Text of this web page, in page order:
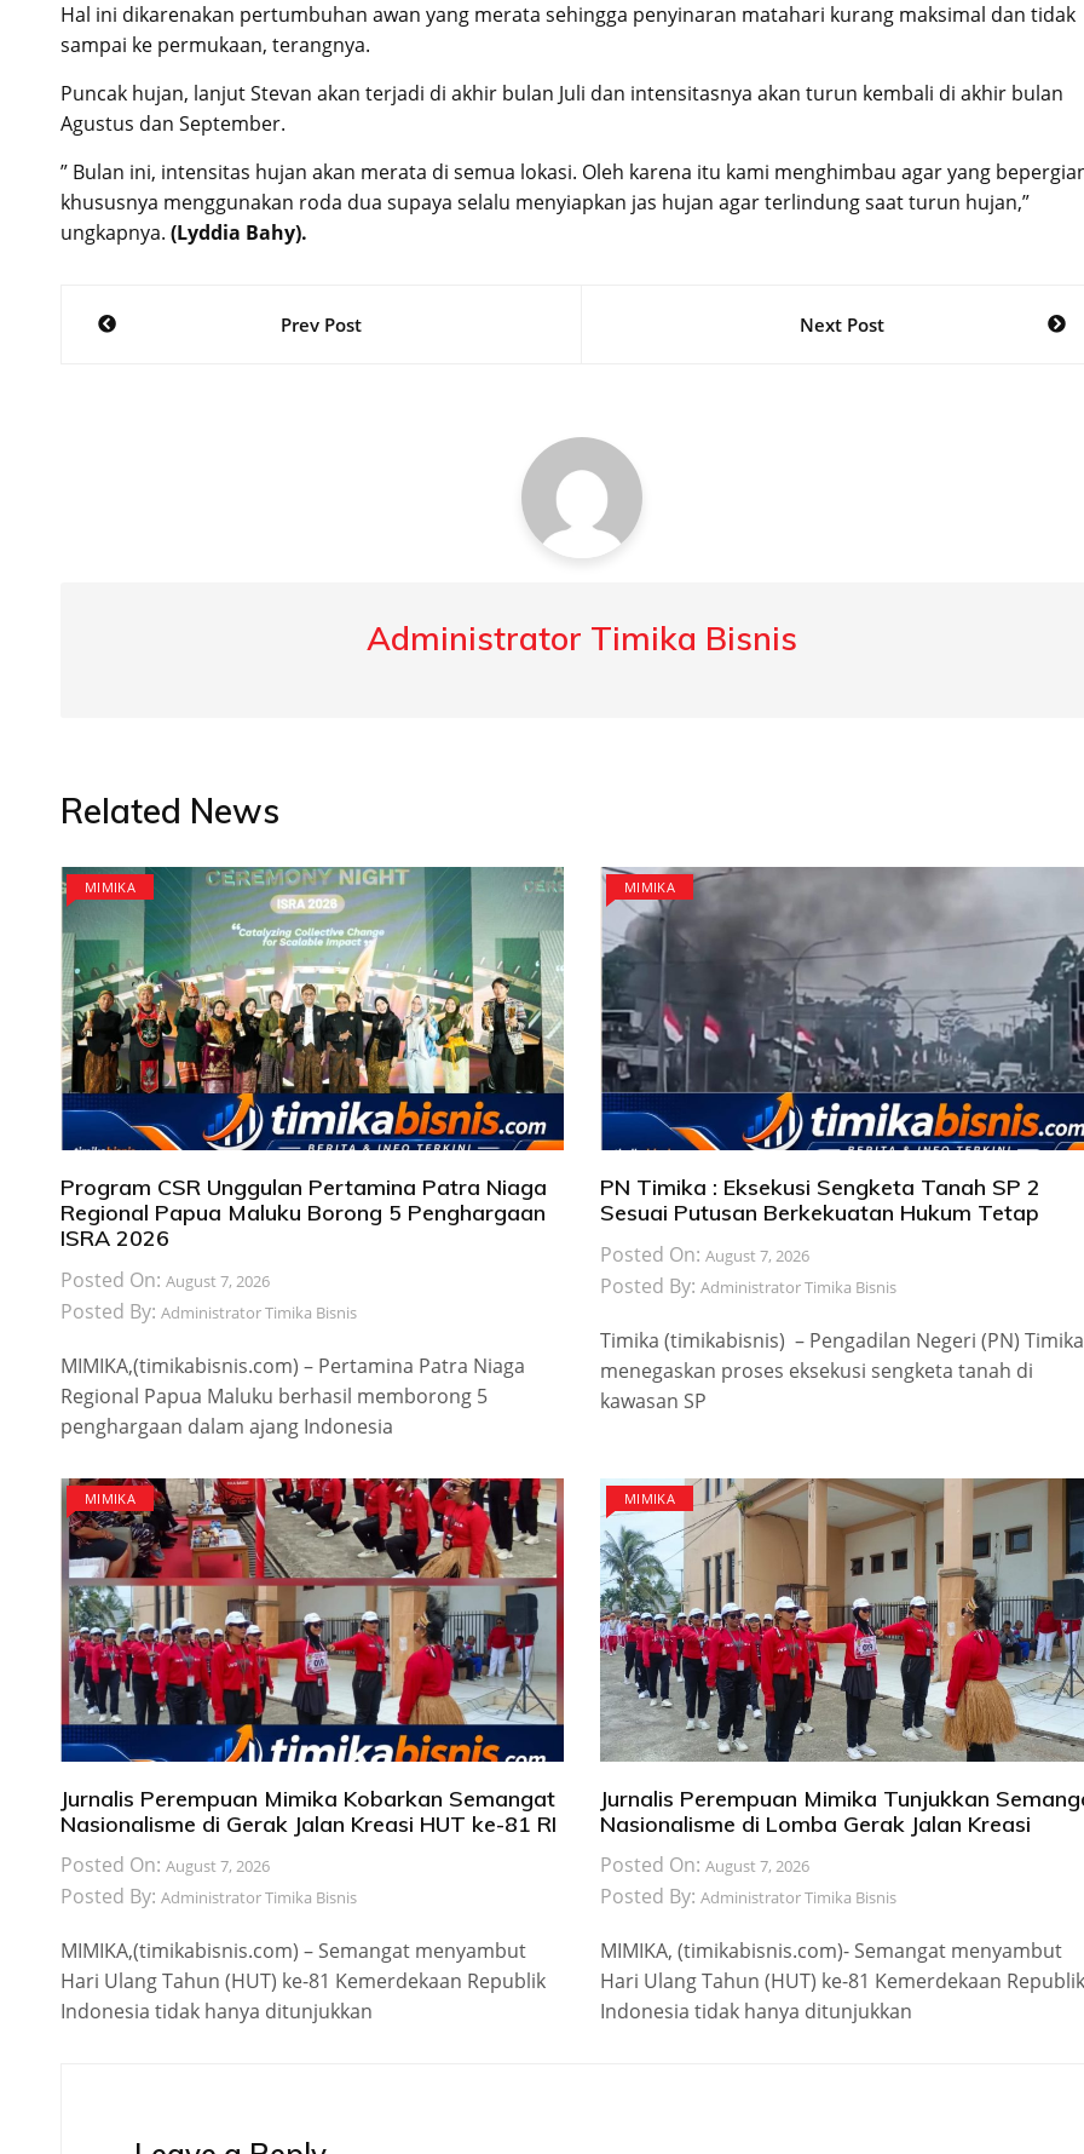
Hal ini dikarenakan pertumbuhan awan yang merata sehingga penyinaran matahari kurang maksimal dan tidak
sampai ke permukaan, terangnya.
Puncak hujan, lanjut Stevan akan terjadi di akhir bulan Juli dan intensitasnya akan turun kembali di akhir bulan
Agustus dan September.
” Bulan ini, intensitas hujan akan merata di semua lokasi. Oleh karena itu kami menghimbau agar yang
khususnya menggunakan roda dua supaya selalu menyiapkan jas hujan agar terlindung saat turun hujan,”
ungkapnya. (Lyddia Bahy).
Post
Prev Post Next Post
Administrator Timika Bisnis
Related News
MIMIKA
Program CSR Unggulan Pertamina Patra Niaga
Regional Papua Maluku Borong 5 Penghargaan
ISRA 2026
Posted On: August 7, 2026
Posted By: Administrator Timika Bisnis
MIMIKA,(timikabisnis.com) – Pertamina Patra Niaga
Regional Papua Maluku berhasil memborong 5
penghargaan dalam ajang Indonesia
MIMIKA
PN Timika : Eksekusi Sengketa Tanah SP 2
Sesuai Putusan Berkekuatan Hukum Tetap
Posted On: August 7, 2026
Posted By: Administrator Timika Bisnis
Timika (timikabisnis) – Pengadilan Negeri (PN) Timika
menegaskan proses eksekusi sengketa tanah di
kawasan SP
MIMIKA
Jurnalis Perempuan Mimika Kobarkan Semangat
Nasionalisme di Gerak Jalan Kreasi HUT ke-81 RI
Posted On: August 7, 2026
Posted By: Administrator Timika Bisnis
MIMIKA,(timikabisnis.com) – Semangat menyambut
Hari Ulang Tahun (HUT) ke-81 Kemerdekaan Republik
Indonesia tidak hanya ditunjukkan
MIMIKA
Jurnalis Perempuan Mimika Tunjukkan
Nasionalisme di Lomba Gerak Jalan Kreasi
Posted On: August 7, 2026
Posted By: Administrator Timika Bisnis
MIMIKA, (timikabisnis.com)- Semangat menyambut
Hari Ulang Tahun (HUT) ke-81 Kemerdekaan Republik
Indonesia tidak hanya ditunjukkan